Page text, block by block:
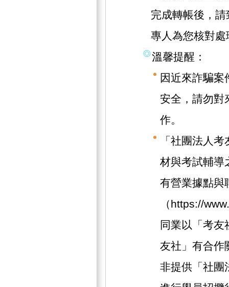
完成轉帳後，
專人為您核對
溫馨提醒：
因近來詐騙案
安全，請勿對
作。
「社團法人
材與考試輔導
有營業據點與
（https://
同業以「考友
友社」有合作
非提供「社團